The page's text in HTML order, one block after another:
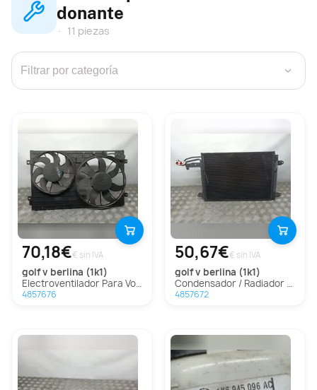
donante
11 piezas
›
70,18€€ sin IVA
golf v berlina (1k1)
Electroventilador Para Volkswagen Golf V Berlina
4857676
50,67€€ sin IVA
golf v berlina (1k1)
Condensador / Radiador Aire Acondicionado Para Volkswagen Golf V Berlina
4857672